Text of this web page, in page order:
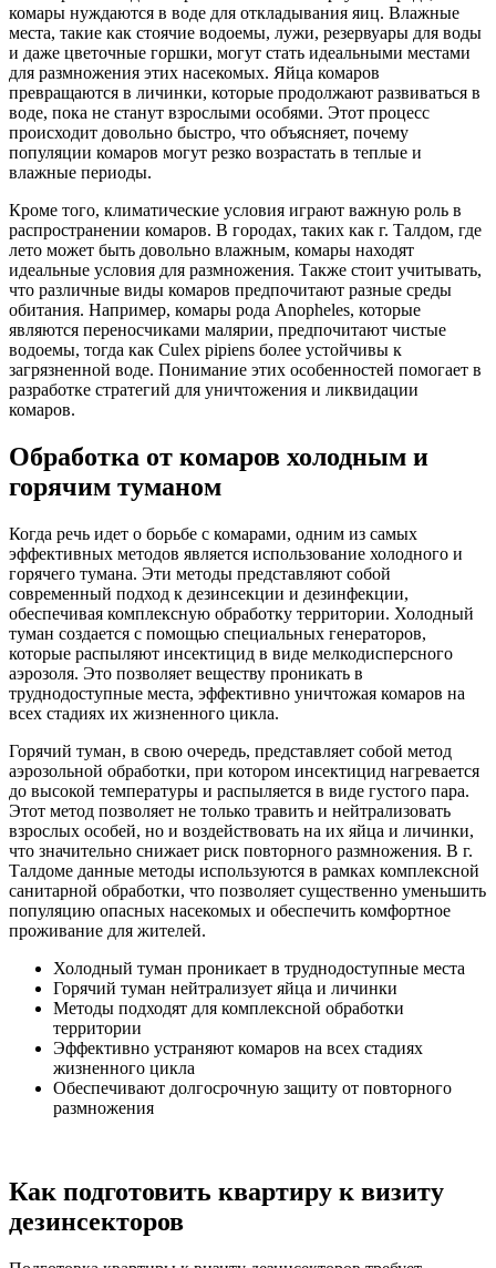
комары нуждаются в воде для откладывания яиц. Влажные
места, такие как стоячие водоемы, лужи, резервуары для воды
и даже цветочные горшки, могут стать идеальными местами
для размножения этих насекомых. Яйца комаров
превращаются в личинки, которые продолжают развиваться в
воде, пока не станут взрослыми особями. Этот процесс
происходит довольно быстро, что объясняет, почему
популяции комаров могут резко возрастать в теплые и
влажные периоды.
Кроме того, климатические условия играют важную роль в
распространении комаров. В городах, таких как г. Талдом, где
лето может быть довольно влажным, комары находят
идеальные условия для размножения. Также стоит учитывать,
что различные виды комаров предпочитают разные среды
обитания. Например, комары рода Anopheles, которые
являются переносчиками малярии, предпочитают чистые
водоемы, тогда как Culex pipiens более устойчивы к
загрязненной воде. Понимание этих особенностей помогает в
разработке стратегий для уничтожения и ликвидации
комаров.
Обработка от комаров холодным и
горячим туманом
Когда речь идет о борьбе с комарами, одним из самых
эффективных методов является использование холодного и
горячего тумана. Эти методы представляют собой
современный подход к дезинсекции и дезинфекции,
обеспечивая комплексную обработку территории. Холодный
туман создается с помощью специальных генераторов,
которые распыляют инсектицид в виде мелкодисперсного
аэрозоля. Это позволяет веществу проникать в
труднодоступные места, эффективно уничтожая комаров на
всех стадиях их жизненного цикла.
Горячий туман, в свою очередь, представляет собой метод
аэрозольной обработки, при котором инсектицид нагревается
до высокой температуры и распыляется в виде густого пара.
Этот метод позволяет не только травить и нейтрализовать
взрослых особей, но и воздействовать на их яйца и личинки,
что значительно снижает риск повторного размножения. В г.
Талдоме данные методы используются в рамках комплексной
санитарной обработки, что позволяет существенно уменьшить
популяцию опасных насекомых и обеспечить комфортное
проживание для жителей.
Холодный туман проникает в труднодоступные места
Горячий туман нейтрализует яйца и личинки
Методы подходят для комплексной обработки
территории
Эффективно устраняют комаров на всех стадиях
жизненного цикла
Обеспечивают долгосрочную защиту от повторного
размножения
Как подготовить квартиру к визиту
дезинсекторов